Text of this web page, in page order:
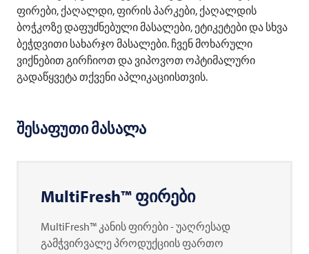
ფირები, ქაღალდი, ფირის პარკები, ქაღალდის
ბოჭკოზე დაფუძნებული მასალები, ეტიკეტები და სხვა
ბეჭდვითი სახარჯო მასალები. ჩვენ მოხარული
ვიქნებით გირჩიოთ და ვიპოვოთ ოპტიმალური
გადაწყვეტა თქვენი აპლიკაციისთვის.
შესაფუთი მასალა
MultiFresh™ ფირები
MultiFresh™ კანის ფირები - უაღრესად
გამჭვირვალე პროდუქციის ფართო